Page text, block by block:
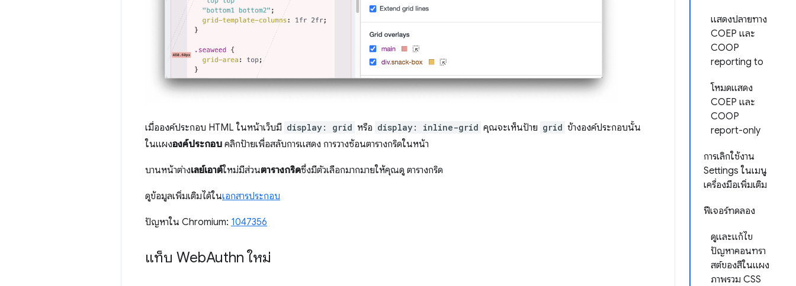
แสดงปลายทาง
COEP และ
COOP
reporting to
โหมดแสดง
COEP และ
COOP
report-only
การเลิกใช้งาน
Settings ในเมนู
เครื่องมือเพิ่มเติม
ฟีเจอร์ทดลอง
ดูและแก้ไข
ปัญหาคอนทรา
สต์ของสีในแผง
ภาพรวม CSS
เมื่อองค์ประกอบ HTML ในหน้าเว็บมี display: grid หรือ display: inline-grid คุณจะเห็นป้าย grid ข้างองค์ประกอบนั้น
ในแผงองค์ประกอบ คลิกป้ายเพื่อสลับการแสดง การวางซ้อนตารางกริดในหน้า
บานหน้าต่างเลย์เอาต์ใหม่มีส่วนตารางกริดซึ่งมีตัวเลือกมากมายให้คุณดู ตารางกริด
ดูข้อมูลเพิ่มเติมได้ในเอกสารประกอบ
ปัญหาใน Chromium: 1047356
แท็บ WebAuthn ใหม่